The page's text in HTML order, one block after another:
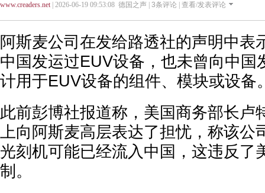
www.creaders.net| 2026-06-19 09:53:08 德国之声 | 3条评论 | 查看/发表评论
阿斯麦公司在发给路透社的声明中表
中国发运过EUV设备，也未曾向中国
计用于EUV设备的组件、模块或设备
此前彭博社报道称，美国商务部长卢
上向阿斯麦高层表达了担忧，称该公
光刻机可能已经流入中国，这违反了
制。